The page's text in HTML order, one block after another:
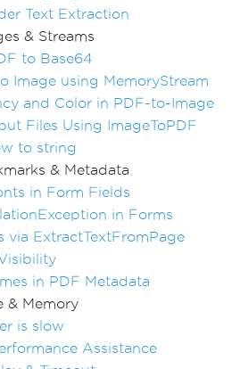
Text Extraction
& Streams
to Base64
Image using MemoryStream
and Color in PDF-to-Image
Files Using ImageToPDF
to string
& Metadata
in Form Fields
in Forms
via ExtractTextFromPage
in PDF Metadata
& Memory
is slow
Assistance